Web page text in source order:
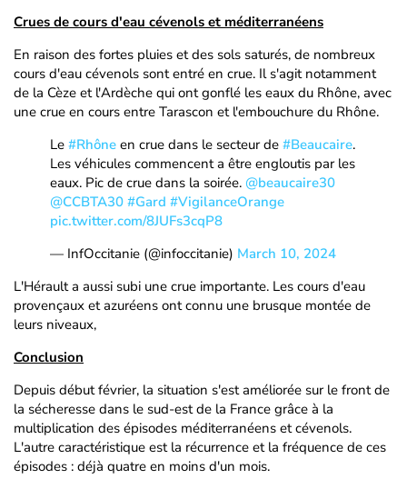
Crues de cours d'eau cévenols et méditerranéens
En raison des fortes pluies et des sols saturés, de nombreux
cours d'eau cévenols sont entré en crue. Il s'agit notamment
de la Cèze et l'Ardèche qui ont gonflé les eaux du Rhône, avec
une crue en cours entre Tarascon et l'embouchure du Rhône.
Le #Rhône en crue dans le secteur de #Beaucaire.
Les véhicules commencent a être engloutis par les
eaux. Pic de crue dans la soirée. @beaucaire30
@CCBTA30 #Gard #VigilanceOrange
pic.twitter.com/8JUFs3cqP8
— InfOccitanie (@infoccitanie) March 10, 2024
L'Hérault a aussi subi une crue importante. Les cours d'eau
provençaux et azuréens ont connu une brusque montée de
leurs niveaux,
Conclusion
Depuis début février, la situation s'est améliorée sur le front de
la sécheresse dans le sud-est de la France grâce à la
multiplication des épisodes méditerranéens et cévenols.
L'autre caractéristique est la récurrence et la fréquence de ces
épisodes : déjà quatre en moins d'un mois.